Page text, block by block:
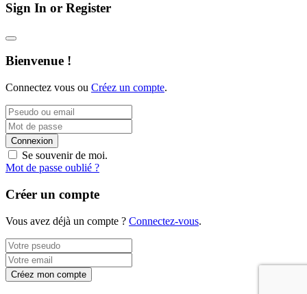
Sign In or Register
Bienvenue !
Connectez vous ou Créez un compte.
Connexion
Se souvenir de moi.
Mot de passe oublié ?
Créer un compte
Vous avez déjà un compte ? Connectez-vous.
Créez mon compte